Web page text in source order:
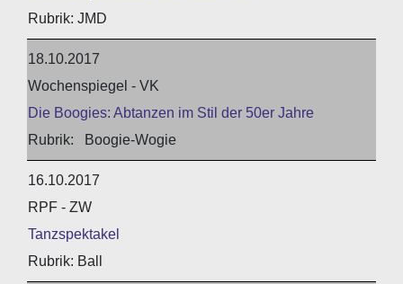
JMD
18.10.2017
Wochenspiegel - VK
Die Boogies: Abtanzen im Stil der 50er Jahre
Boogie-Wogie
16.10.2017
RPF - ZW
Tanzspektakel
Ball